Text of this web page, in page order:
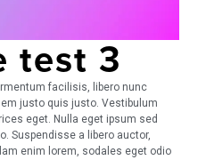
test 3
facilisis, libero nunc
justo quis justo. Vestibulum
eget. Nulla eget ipsum sed
Suspendisse a libero auctor,
enim lorem, sodales eget odio